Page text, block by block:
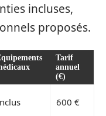
incluses,
proposés.
Tarif
annuel
(€)
600 €